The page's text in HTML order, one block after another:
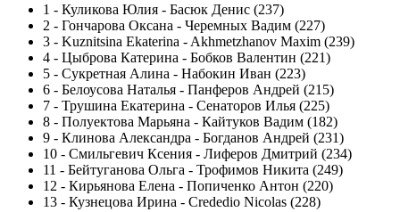
1 - Куликова Юлия - Басюк Денис (237)
2 - Гончарова Оксана - Черемных Вадим (227)
3 - Kuznitsina Ekaterina - Akhmetzhanov Maxim (239)
4 - Цыброва Катерина - Бобков Валентин (221)
5 - Сукретная Алина - Набокин Иван (223)
6 - Белоусова Наталья - Панферов Андрей (215)
7 - Трушина Екатерина - Сенаторов Илья (225)
8 - Полуектова Марьяна - Кайтуков Вадим (182)
9 - Клинова Александра - Богданов Андрей (231)
10 - Смильгевич Ксения - Лиферов Дмитрий (234)
11 - Бейтуганова Ольга - Трофимов Никита (249)
12 - Кирьянова Елена - Попиченко Антон (220)
13 - Кузнецова Ирина - Crededio Nicolas (228)